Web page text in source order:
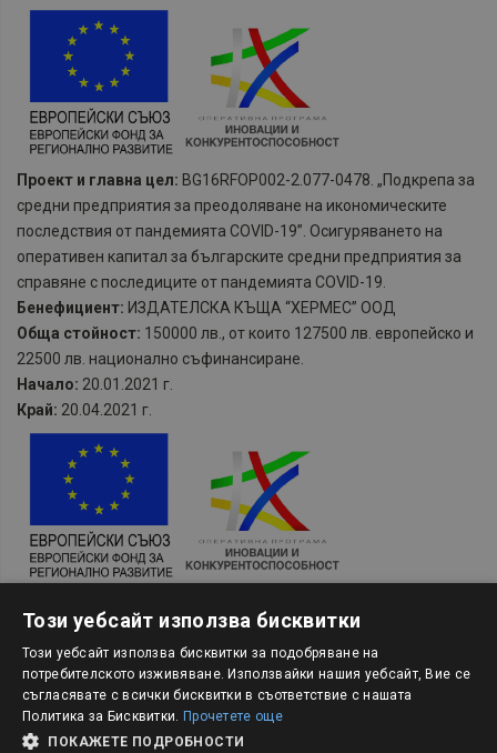
Проект и главна цел: BG16RFOP002-2.077-0478. „Подкрепа за
средни предприятия за преодоляване на икономическите
последствия от пандемията COVID-19”. Осигуряването на
оперативен капитал за българските средни предприятия за
справяне с последиците от пандемията COVID-19.
Бенефициент: ИЗДАТЕЛСКА КЪЩА “ХЕРМЕС” ООД
Обща стойност: 150000 лв., от които 127500 лв. европейско и
22500 лв. национално съфинансиране.
Начало: 20.01.2021 г.
Край: 20.04.2021 г.
оборотен капитал за МСП, засегнати от временните
противоепидемични мерки II”
Бенефициент (предприятие получаващо подкрепа:
ИЗДАТЕЛСКА КЪЩА “ХЕРМЕС” ООД
Общата стойност на заявлението за подкрепа:
Този уебсайт използва бисквитки
Този уебсайт използва бисквитки за подобряване на
потребителското изживяване. Използвайки нашия уебсайт, Вие се
съгласявате с всички бисквитки в съответствие с нашата
Политика за Бисквитки. Прочетете още
ПОКАЖЕТЕ ПОДРОБНОСТИ